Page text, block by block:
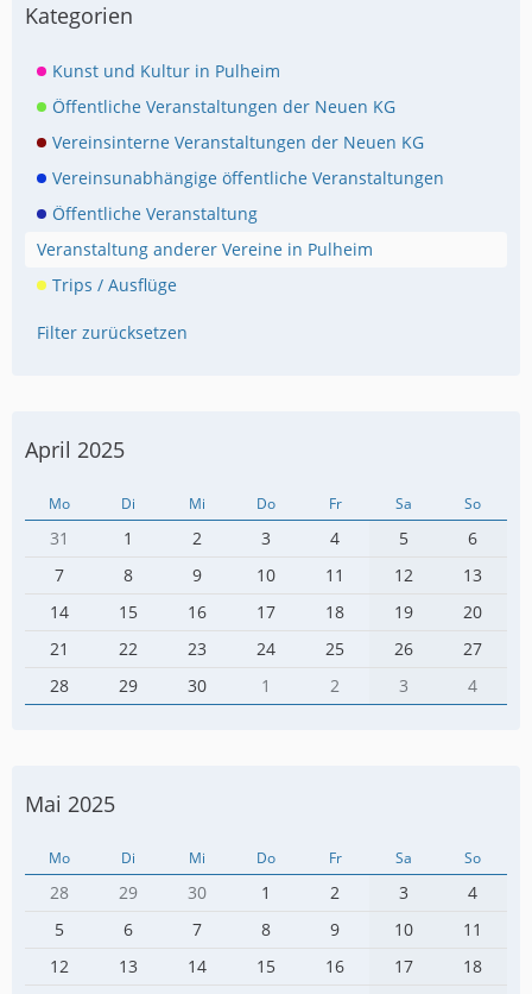
Kategorien
Kunst und Kultur in Pulheim
Öffentliche Veranstaltungen der Neuen KG
Vereinsinterne Veranstaltungen der Neuen KG
Vereinsunabhängige öffentliche Veranstaltungen
Öffentliche Veranstaltung
Veranstaltung anderer Vereine in Pulheim
Trips / Ausflüge
Filter zurücksetzen
April 2025
Mo Di Mi Do Fr Sa So
31 1 2 3 4 5
6
7
8 9 10 11 12
13
14
15 16 17 18 19
20
21
22 23 24 25 26
27
28
29 30 1 2 3 4
Mai 2025
Mo Di Mi Do Fr Sa So
28 29 30 1 2 3
4
5
6 7 8 9 10
11
12
13 14 15 16 17
18